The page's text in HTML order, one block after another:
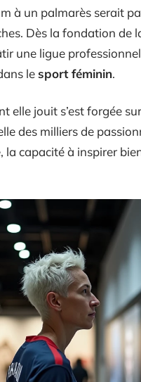
à un palmarès serait
Dès la fondation de
une ligue
lesport féminin.
elle jouit s’est forgée
des milliers de
la capacité à inspirer